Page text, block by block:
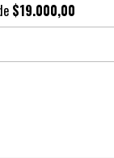
$19.000,00